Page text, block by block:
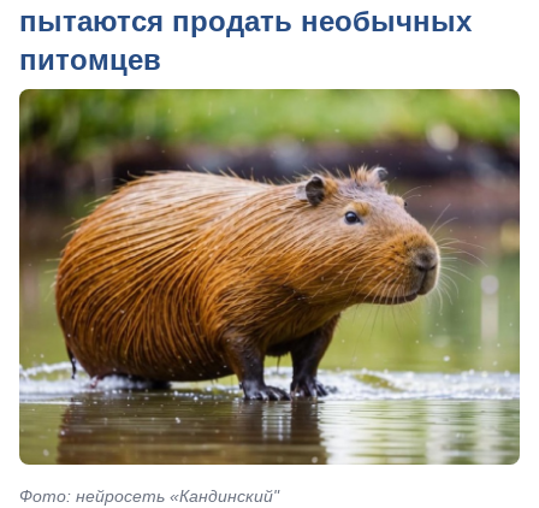
пытаются продать необычных
питомцев
Фото: нейросеть «Кандинский"